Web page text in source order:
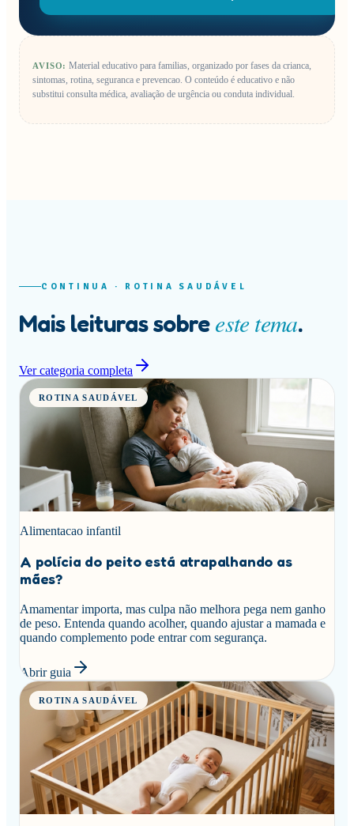
AVISO: Material educativo para familias, organizado por fases da crianca,
sintomas, rotina, seguranca e prevencao. O conteúdo é educativo e não
substitui consulta médica, avaliação de urgência ou conduta individual.
CONTINUA · ROTINA SAUDÁVEL
Mais leituras sobreeste tema.
Ver categoria completa
ROTINA SAUDÁVEL
Alimentacao infantil
A polícia do peito está atrapalhando as
mães?
Amamentar importa, mas culpa não melhora pega nem ganho
de peso. Entenda quando acolher, quando ajustar a mamada e
quando complemento pode entrar com segurança.
Abrir guia
ROTINA SAUDÁVEL